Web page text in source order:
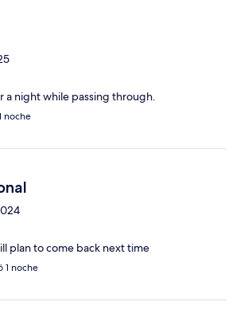
a night while passing through.
noche
plan to come back next time
1 noche